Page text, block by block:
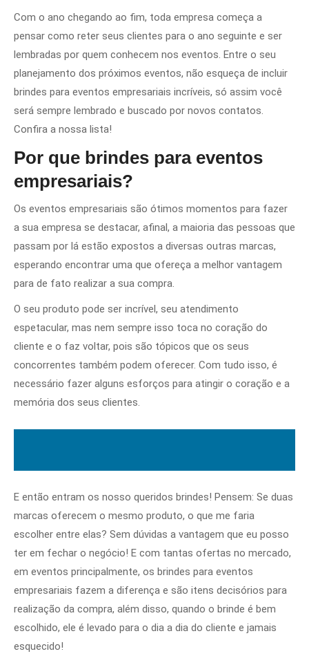
Com o ano chegando ao fim, toda empresa começa a
pensar como reter seus clientes para o ano seguinte e ser
lembradas por quem conhecem nos eventos. Entre o seu
planejamento dos próximos eventos, não esqueça de incluir
brindes para eventos empresariais incríveis, só assim você
será sempre lembrado e buscado por novos contatos.
Confira a nossa lista!
Por que brindes para eventos
empresariais?
Os eventos empresariais são ótimos momentos para fazer
a sua empresa se destacar, afinal, a maioria das pessoas que
passam por lá estão expostos a diversas outras marcas,
esperando encontrar uma que ofereça a melhor vantagem
para de fato realizar a sua compra.
O seu produto pode ser incrível, seu atendimento
espetacular, mas nem sempre isso toca no coração do
cliente e o faz voltar, pois são tópicos que os seus
concorrentes também podem oferecer. Com tudo isso, é
necessário fazer alguns esforços para atingir o coração e a
memória dos seus clientes.
E então entram os nosso queridos brindes! Pensem: Se duas
marcas oferecem o mesmo produto, o que me faria
escolher entre elas? Sem dúvidas a vantagem que eu posso
ter em fechar o negócio! E com tantas ofertas no mercado,
em eventos principalmente, os brindes para eventos
empresariais fazem a diferença e são itens decisórios para
realização da compra, além disso, quando o brinde é bem
escolhido, ele é levado para o dia a dia do cliente e jamais
esquecido!